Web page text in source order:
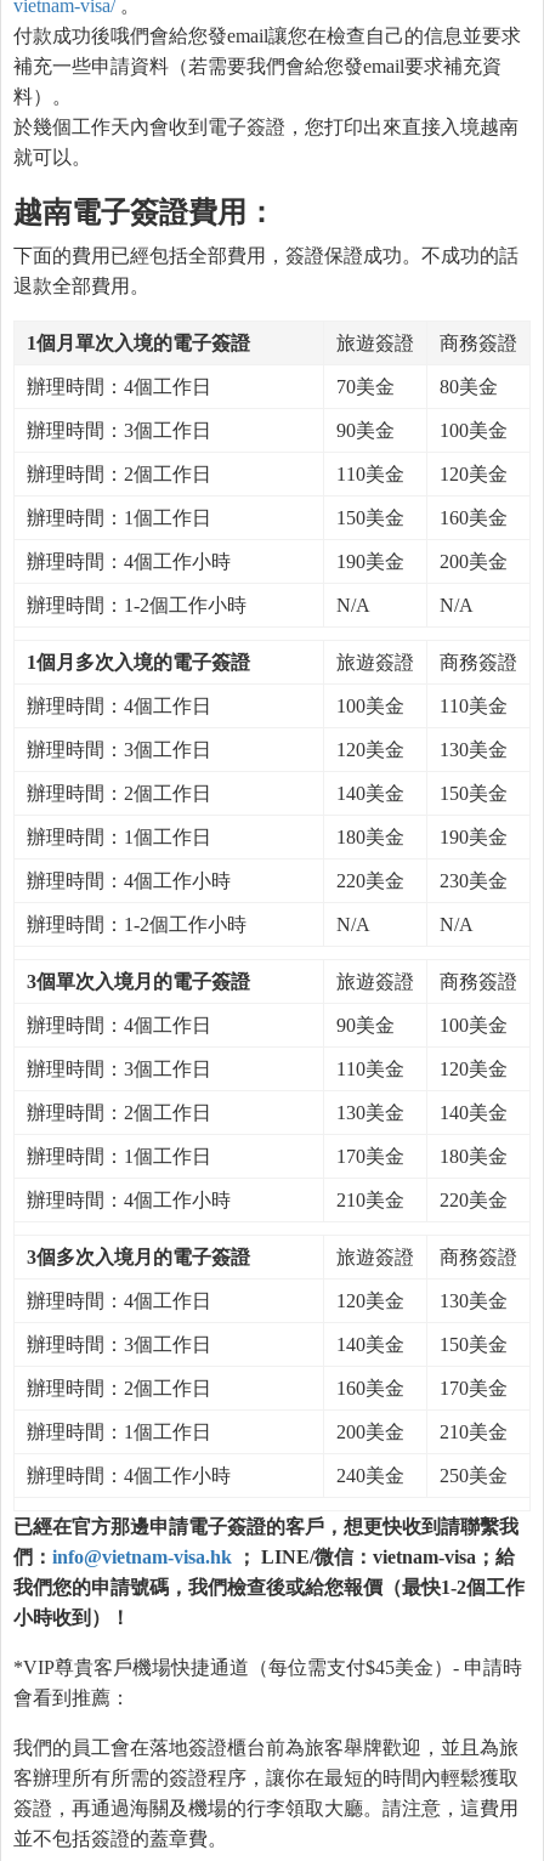
vietnam-visa/ 。
付款成功後哦們會給您發email讓您在檢查自己的信息並要求
補充一些申請資料（若需要我們會給您發email要求補充資
料）。
於幾個工作天內會收到電子簽證，您打印出來直接入境越南
就可以。
越南電子簽證費用：
下面的費用已經包括全部費用，簽證保證成功。不成功的話
退款全部費用。
1個月單次入境的電子簽證 旅遊簽證 商務簽證
辦理時間：4個工作日 70美金 80美金
辦理時間：3個工作日 90美金 100美金
辦理時間：2個工作日 110美金 120美金
辦理時間：1個工作日 150美金 160美金
辦理時間：4個工作小時 190美金 200美金
辦理時間：1-2個工作小時 N/A N/A
1個月多次入境的電子簽證 旅遊簽證 商務簽證
辦理時間：4個工作日 100美金 110美金
辦理時間：3個工作日 120美金 130美金
辦理時間：2個工作日 140美金 150美金
辦理時間：1個工作日 180美金 190美金
辦理時間：4個工作小時 220美金 230美金
辦理時間：1-2個工作小時 N/A N/A
3個單次入境月的電子簽證 旅遊簽證 商務簽證
辦理時間：4個工作日 90美金 100美金
辦理時間：3個工作日 110美金 120美金
辦理時間：2個工作日 130美金 140美金
辦理時間：1個工作日 170美金 180美金
辦理時間：4個工作小時 210美金 220美金
3個多次入境月的電子簽證 旅遊簽證 商務簽證
辦理時間：4個工作日 120美金 130美金
辦理時間：3個工作日 140美金 150美金
辦理時間：2個工作日 160美金 170美金
辦理時間：1個工作日 200美金 210美金
辦理時間：4個工作小時 240美金 250美金
已經在官方那邊申請電子簽證的客戶，想更快收到請聯繫我
們： info@vietnam-visa.hk ； LINE/微信：vietnam-visa；給
我們您的申請號碼，我們檢查後或給您報價（最快1-2個工作
小時收到）！
*VIP尊貴客戶機場快捷通道（每位需支付$45美金）- 申請時
會看到推薦：
我們的員工會在落地簽證櫃台前為旅客舉牌歡迎，並且為旅
客辦理所有所需的簽證程序，讓你在最短的時間內輕鬆獲取
簽證，再通過海關及機場的行李領取大廳。請注意，這費用
並不包括簽證的蓋章費。